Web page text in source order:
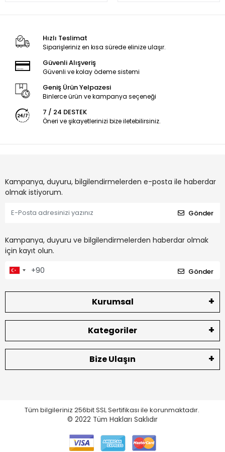
Hızlı Teslimat
Siparişleriniz en kısa sürede elinize ulaşır.
Güvenli Alışveriş
Güvenli ve kolay ödeme sistemi
Geniş Ürün Yelpazesi
Binlerce ürün ve kampanya seçeneği
7 / 24 DESTEK
Öneri ve şikayetlerinizi bize iletebilirsiniz.
Kampanya, duyuru, bilgilendirmelerden e-posta ile haberdar
olmak istiyorum.
Gönder
Kampanya, duyuru ve bilgilendirmelerden haberdar olmak
için kayıt olun.
Gönder
Kurumsal
Kategoriler
Bize Ulaşın
Tüm bilgileriniz 256bit SSL Sertifikası ile korunmaktadır.
© 2022 Tüm Hakları Saklıdır